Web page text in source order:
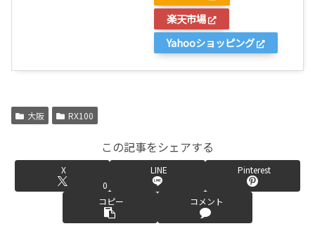
楽天市場
Yahooショッピング
大阪 RX100
この記事をシェアする
X
0
LINE Pinterest
コピー コメント